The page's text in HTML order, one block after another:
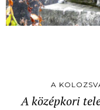
A
A középkori